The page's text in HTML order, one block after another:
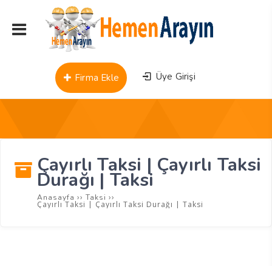
Üye Girişi
Firma Ekle
Çayırlı Taksi | Çayırlı Taksi
Durağı | Taksi
Anasayfa ›› Taksi ››
Çayırlı Taksi | Çayırlı Taksi Durağı | Taksi